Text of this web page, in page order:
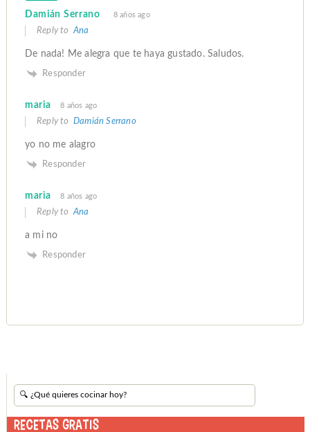
Damián Serrano 8 años ago
Reply toAna
De nada! Me alegra que te haya gustado. Saludos.
Responder
maria 8 años ago
Reply to Damián Serrano
yo no me alagro
Responder
maria 8 años ago
Reply toAna
a mi no
Responder
RECETAS GRATIS